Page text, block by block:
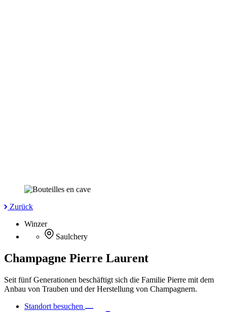
Zurück
Winzer
Saulchery
Champagne Pierre Laurent
Seit fünf Generationen beschäftigt sich die Familie Pierre mit dem
Anbau von Trauben und der Herstellung von Champagnern.
Standort besuchen